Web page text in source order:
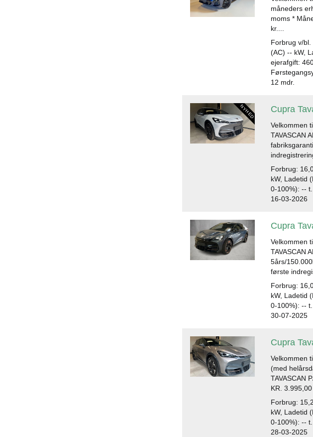
måneders
moms *
kr....
Forbrug v/
(AC) -- kW,
ejerafgift:
12 mdr.
Cupra
Velkommen
TAVASCAN
Forbrug:
kW, Ladetid
0-100%): --
16-03-2026
Cupra
Velkommen
TAVASCAN
5års/
første
Forbrug:
kW, Ladetid
0-100%): --
30-07-2025
Cupra
Velkommen
(med
TAVASCAN
KR. 3.995,00
Forbrug:
kW, Ladetid
0-100%): --
28-03-2025